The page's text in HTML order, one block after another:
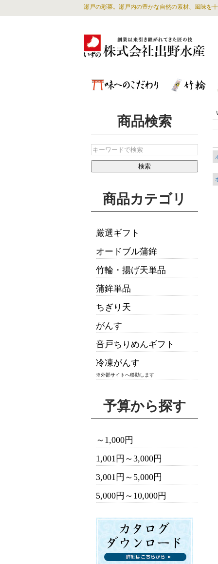
瀬戸の彩菜。瀬戸内の豊かな自然の素材、風味を
商品検索
商品カテゴリ
厳選ギフト
オードブル蒲鉾
竹輪・揚げ天単品
蒲鉾単品
ちぎり天
がんす
音戸ちりめんギフト
冷凍がんす
※外部サイトへ移動します
予算から探す
～1,000円
1,001円～3,000円
3,001円～5,000円
5,000円～10,000円